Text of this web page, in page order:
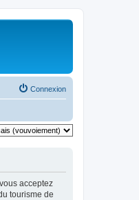
Connexion
acceptez
tourisme de